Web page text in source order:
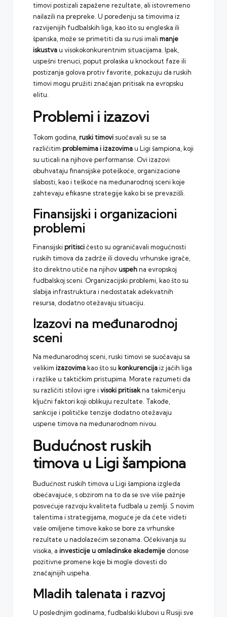
timovi postizali zapažene rezultate, ali istovremeno
nailazili na prepreke. U poređenju sa timovima iz
razvijenijih fudbalskih liga, kao što su engleska ili
španska, može se primetiti da su rusi imali manje
iskustvau visokokonkurentnim situacijama. Ipak,
uspešni trenuci, poput prolaska u knockout faze ili
postizanja golova protiv favorite, pokazuju da ruskih
timovi mogu pružiti značajan pritisak na evropsku
elitu.
Problemi i izazovi
Tokom godina, ruski timovisuočavali su se sa
različitim problemima i izazovimau Ligi šampiona, koji
su uticali na njihove performanse. Ovi izazovi
obuhvataju finansijske poteškoće, organizacione
slabosti, kao i teškoće na međunarodnoj sceni koje
zahtevaju efikasne strategije kako bi se prevazišli.
Finansijski i organizacioni
problemi
Finansijski pritiscičesto su ograničavali mogućnosti
ruskih timova da zadrže ili dovedu vrhunske igrače,
što direktno utiče na njihovuspehna evropskoj
fudbalskoj sceni. Organizacijski problemi, kao što su
slabija infrastruktura i nedostatak adekvatnih
resursa, dodatno otežavaju situaciju.
Izazovi na međunarodnoj
sceni
Na međunarodnoj sceni, ruski timovi se suočavaju sa
velikim izazovimakao što su konkurencijaiz jačih liga
i razlike u taktičkim pristupima. Morate razumeti da
su različiti stilovi igre i visoki pritisakna takmičenju
ključni faktori koji oblikuju rezultate. Takođe,
sankcije i političke tenzije dodatno otežavaju
uspene timova na međunarodnom nivou.
Budućnost ruskih
timova u Ligi šampiona
Budućnost ruskih timova u Ligi šampiona izgleda
obećavajuće, s obzirom na to da se sve više pažnje
posvećuje razvoju kvaliteta fudbala u zemlji. S novim
talentima i strategijama, moguće je da ćete videti
vaše omiljene timove kako se bore za vrhunske
rezultate u nadolazećim sezonama. Očekivanja su
visoka, a investicije u omladinske akademije donose
pozitivne promene koje bi mogle dovesti do
značajnijih uspeha.
Mladih talenata i razvoj
U poslednjim godinama, fudbalski klubovi u Rusiji sve